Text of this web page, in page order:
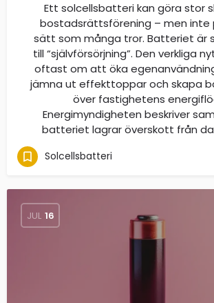
Ett solcellsbatteri kan göra stor
bostadsrättsförening – men inte
sätt som många tror. Batteriet är
till “självförsörjning”. Den verkliga
oftast om att öka
jämna ut effekttoppar och skapa
över fastighetens
Energimyndigheten beskriver
batteriet lagrar överskott från
Solcellsbatteri
JUL 16